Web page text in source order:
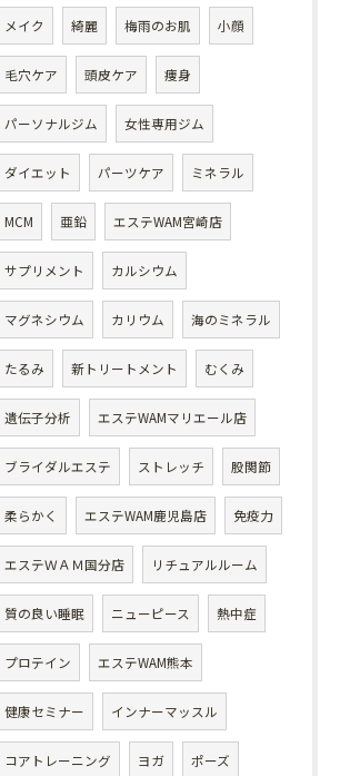
メイク 綺麗 梅雨のお肌 小顔
毛穴ケア 頭皮ケア 痩身
パーソナルジム 女性専用ジム
ダイエット パーツケア ミネラル
MCM 亜鉛 エステWAM宮崎店
サプリメント カルシウム
マグネシウム カリウム 海のミネラル
たるみ 新トリートメント むくみ
遺伝子分析 エステWAMマリエール店
ブライダルエステ ストレッチ 股関節
柔らかく エステWAM鹿児島店 免疫力
エステＷＡＭ国分店 リチュアルルーム
質の良い睡眠 ニューピース 熱中症
プロテイン エステWAM熊本
健康セミナー インナーマッスル
コアトレーニング ヨガ ポーズ